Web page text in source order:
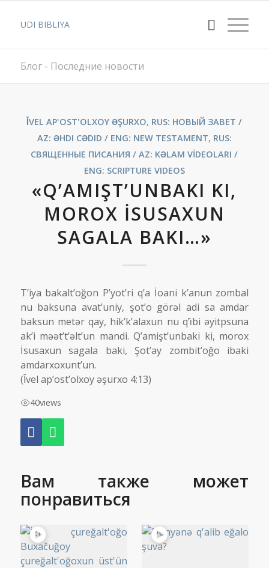
UDI BIBLIYA
Блог - Последние новости
ǏVEL AP'OST'OLXOY ƏŞURXO, RUS: НОВЫЙ ЗАВЕТ /
AZ: ƏHDI CƏDID / ENG: NEW TESTAMENT, RUS:
СВЯЩЕННЫЕ ПИСАНИЯ / AZ: KƏLAM VİDEOLARI /
ENG: SCRIPTURE VIDEOS
«Q’AMIŞT’UNBAKI KI,
MOROX İSUSAXUN
SAGALA BAKI…»
T’iya bakalt’oğon P’yot’ri q’a İoani k’anun zombal
nu baksuna avat’uniy, şot’o görəl adi sa amdar
baksun metər qay, hik’k’alaxun nu q’ı̌bi əyitpsuna
ak’i məət’t’əlt’un mandi. Q’amişt’unbaki ki, morox
İsusaxun sagala baki, Şot’ay zombit’oğo ibaki
amdarxoxunt’un.
(Ǐvel ap’ost’olxoy əşurxo 4:13)
40views
Вам также может
понравиться